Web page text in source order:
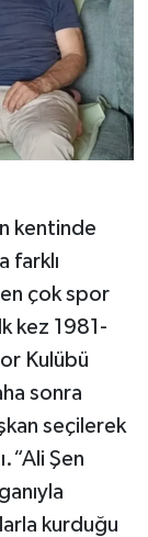
kentinde
farklı
çok spor
kez 1981-
Kulübü
sonra
seçilerek
Şen
kurduğu